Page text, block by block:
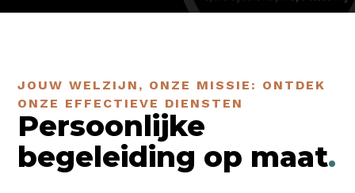
JOUW WELZIJN, ONZE MISSIE: ONTDEK
ONZE EFFECTIEVE DIENSTEN
Persoonlijke
begeleiding op maat.